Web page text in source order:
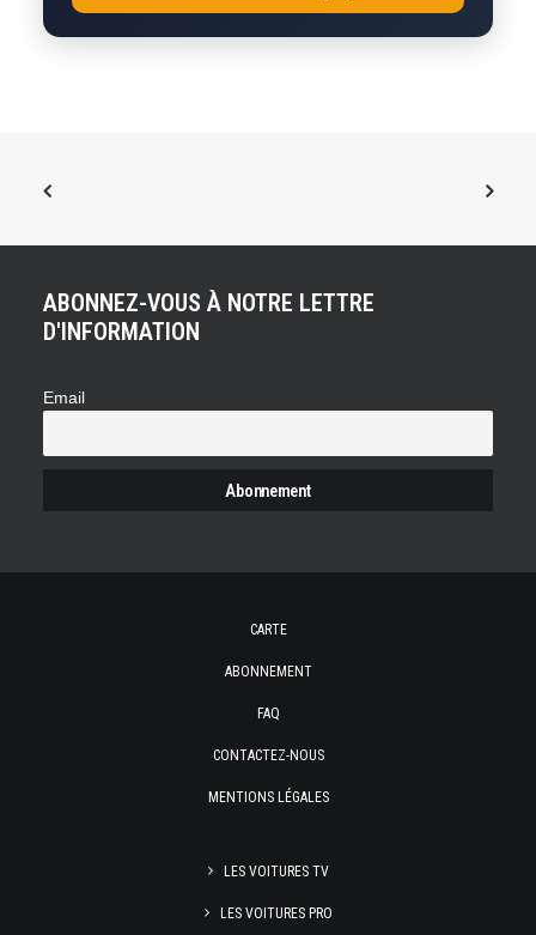
ABONNEZ-VOUS À NOTRE LETTRE
D'INFORMATION
Email
CARTE
ABONNEMENT
FAQ
CONTACTEZ-NOUS
MENTIONS LÉGALES
LES VOITURES TV
LES VOITURES PRO